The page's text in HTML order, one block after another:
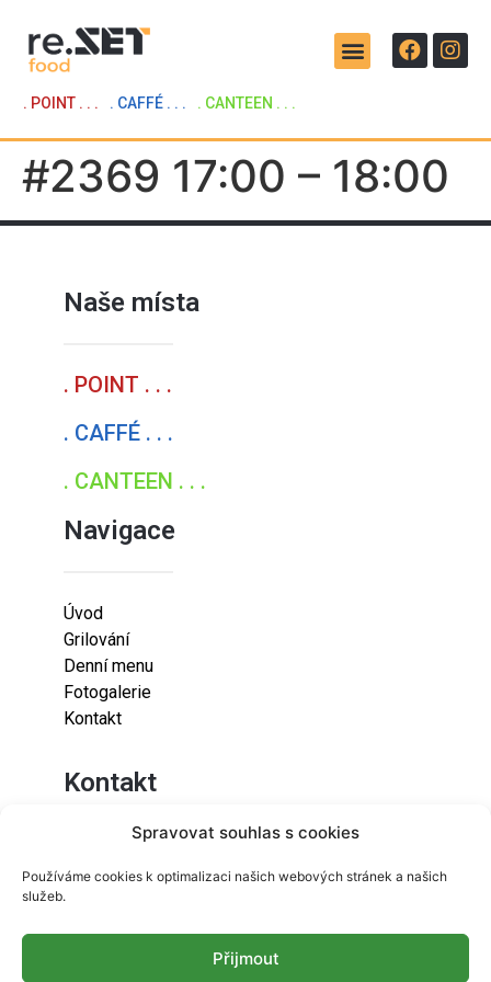
Spravovat souhlas s cookies
Používáme cookies k optimalizaci našich webových stránek a našich
služeb.
Přijmout
. POINT . . . . CAFFÉ . . . . CANTEEN . . .
#2369 17:00 – 18:00
Naše místa
. POINT . . .
. CAFFÉ . . .
. CANTEEN . . .
Navigace
Úvod
Grilování
Denní menu
Fotogalerie
Kontakt
Kontakt
Lazaretní 925/9